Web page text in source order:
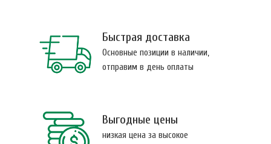
Быстрая доставка
Основные позиции в наличии,
отправим в день оплаты
Выгодные цены
низкая цена за высокое